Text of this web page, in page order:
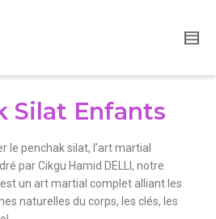
Silat Enfants
le penchak silat, l’art martial
par Cikgu Hamid DELLI, notre
un art martial complet alliant les
naturelles du corps, les clés, les